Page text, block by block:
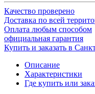
Качество проверено
Доставка по всей
Оплата любым способом
официальная гарантия
Купить и заказать в
Описание
Характеристики
Где купить или